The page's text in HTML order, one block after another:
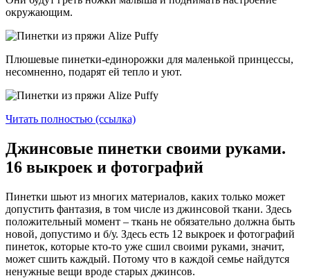
окружающим.
Плюшевые пинетки-единорожки для маленькой принцессы,
несомненно, подарят ей тепло и уют.
Читать полностью (ссылка)
Джинсовые пинетки своими руками.
16 выкроек и фотографий
Пинетки шьют из многих материалов, каких только может
допустить фантазия, в том числе из джинсовой ткани. Здесь
положительный момент – ткань не обязательно должна быть
новой, допустимо и б/у. Здесь есть 12 выкроек и фотографий
пинеток, которые кто-то уже сшил своими руками, значит,
может сшить каждый. Потому что в каждой семье найдутся
ненужные вещи вроде старых джинсов.